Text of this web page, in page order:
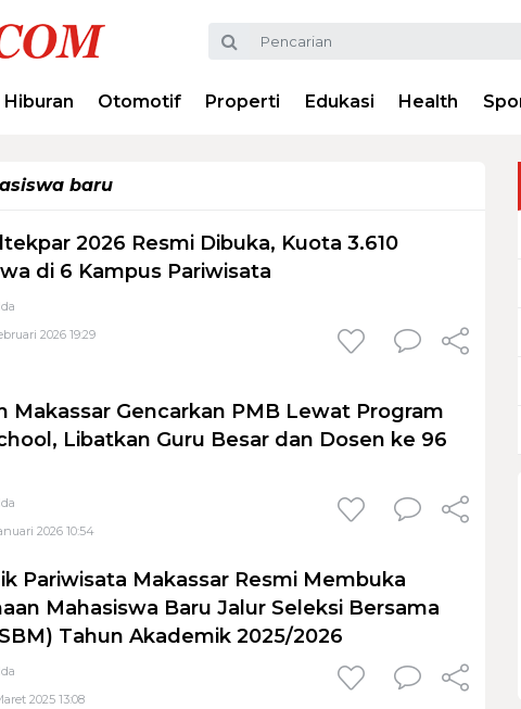
Hiburan Otomotif Properti Edukasi Health
baru
2026 Resmi Dibuka, Kuota 3.610
di 6 Kampus Pariwisata
2026 19:29
Makassar Gencarkan PMB Lewat Program
Libatkan Guru Besar dan Dosen ke 96
2026 10:54
Pariwisata Makassar Resmi Membuka
Mahasiswa Baru Jalur Seleksi Bersama
Tahun Akademik 2025/2026
2025 13:08